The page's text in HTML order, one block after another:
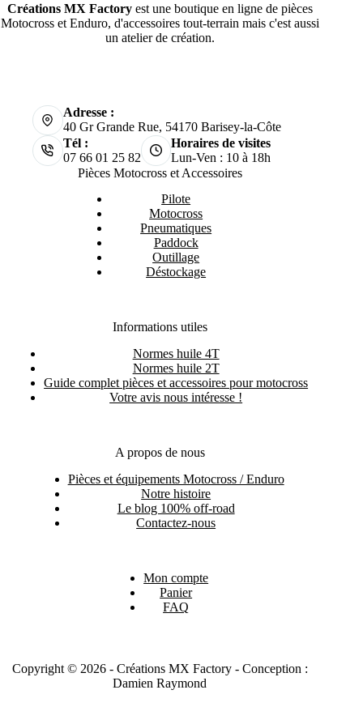
Créations MX Factoryest une boutique en ligne de pièces
Motocross et Enduro, d'accessoires tout-terrain mais c'est aussi
un atelier de création.
Adresse :
40 Gr Grande Rue, 54170 Barisey-la-Côte
Tél :
07 66 01 25 82
Horaires de visites
Lun-Ven : 10 à 18h
Pièces Motocross et Accessoires
Pilote
Motocross
Pneumatiques
Paddock
Outillage
Déstockage
Informations utiles
Normes huile 4T
Normes huile 2T
Guide complet pièces et accessoires pour motocross
Votre avis nous intéresse !
A propos de nous
Pièces et équipements Motocross / Enduro
Notre histoire
Le blog 100% off-road
Contactez-nous
Mon compte
Panier
FAQ
Copyright © 2026 - Créations MX Factory - Conception :
Damien Raymond